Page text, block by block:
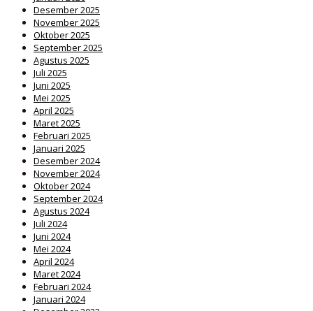
Desember 2025
November 2025
Oktober 2025
September 2025
Agustus 2025
Juli 2025
Juni 2025
Mei 2025
April 2025
Maret 2025
Februari 2025
Januari 2025
Desember 2024
November 2024
Oktober 2024
September 2024
Agustus 2024
Juli 2024
Juni 2024
Mei 2024
April 2024
Maret 2024
Februari 2024
Januari 2024